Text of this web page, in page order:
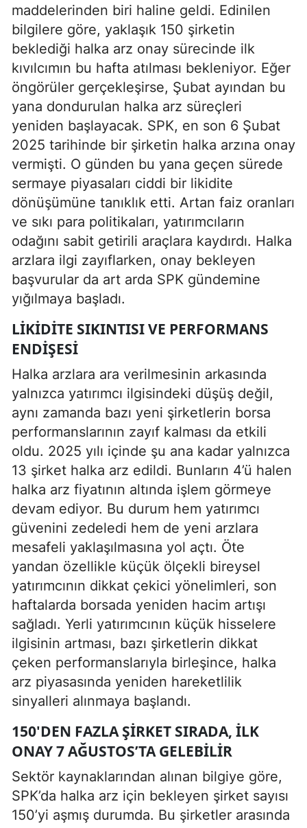
maddelerinden biri haline geldi. Edinilen
bilgilere göre, yaklaşık 150 şirketin
beklediği halka arz onay sürecinde ilk
kıvılcımın bu hafta atılması bekleniyor. Eğer
öngörüler gerçekleşirse, Şubat ayından bu
yana dondurulan halka arz süreçleri
yeniden başlayacak. SPK, en son 6 Şubat
2025 tarihinde bir şirketin halka arzına onay
vermişti. O günden bu yana geçen sürede
sermaye piyasaları ciddi bir likidite
dönüşümüne tanıklık etti. Artan faiz oranları
ve sıkı para politikaları, yatırımcıların
odağını sabit getirili araçlara kaydırdı. Halka
arzlara ilgi zayıflarken, onay bekleyen
başvurular da art arda SPK gündemine
yığılmaya başladı.
LIKIDITE SIKINTISI VE PERFORMANS
ENDIŞESI
Halka arzlara ara verilmesinin arkasında
yalnızca yatırımcı ilgisindeki düşüş değil,
aynı zamanda bazı yeni şirketlerin borsa
performanslarının zayıf kalması da etkili
oldu. 2025 yılı içinde şu ana kadar yalnızca
13 şirket halka arz edildi. Bunların 4’ü halen
halka arz fiyatının altında işlem görmeye
devam ediyor. Bu durum hem yatırımcı
güvenini zedeledi hem de yeni arzlara
mesafeli yaklaşılmasına yol açtı. Öte
yandan özellikle küçük ölçekli bireysel
yatırımcının dikkat çekici yönelimleri, son
haftalarda borsada yeniden hacim artışı
sağladı. Yerli yatırımcının küçük hisselere
ilgisinin artması, bazı şirketlerin dikkat
çeken performanslarıyla birleşince, halka
arz piyasasında yeniden hareketlilik
sinyalleri alınmaya başlandı.
150'DEN FAZLA ŞIRKET SIRADA, İLK
ONAY 7 AĞUSTOS’TA GELEBILIR
Sektör kaynaklarından alınan bilgiye göre,
SPK’da halka arz için bekleyen şirket sayısı
150’yi aşmış durumda. Bu şirketler arasında